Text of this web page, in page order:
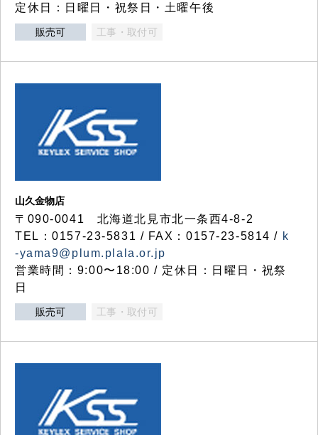
定休日：日曜日・祝祭日・土曜午後
販売可 工事・取付可
山久金物店
〒090-0041 北海道北見市北一条西4-8-2
TEL：0157-23-5831 / FAX：0157-23-5814 / k
-yama9@plum.plala.or.jp
営業時間：9:00〜18:00 / 定休日：日曜日・祝祭
日
販売可 工事・取付可